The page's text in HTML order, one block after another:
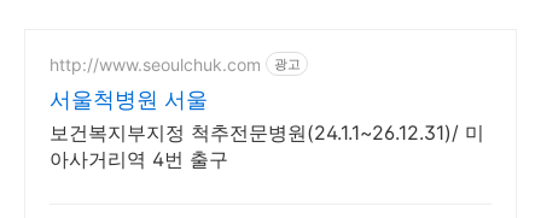
http://www.seoulchuk.com 광고
서울척병원 서울
보건복지부지정 척추전문병원(24.1.1~26.12.31)/ 미
아사거리역 4번 출구